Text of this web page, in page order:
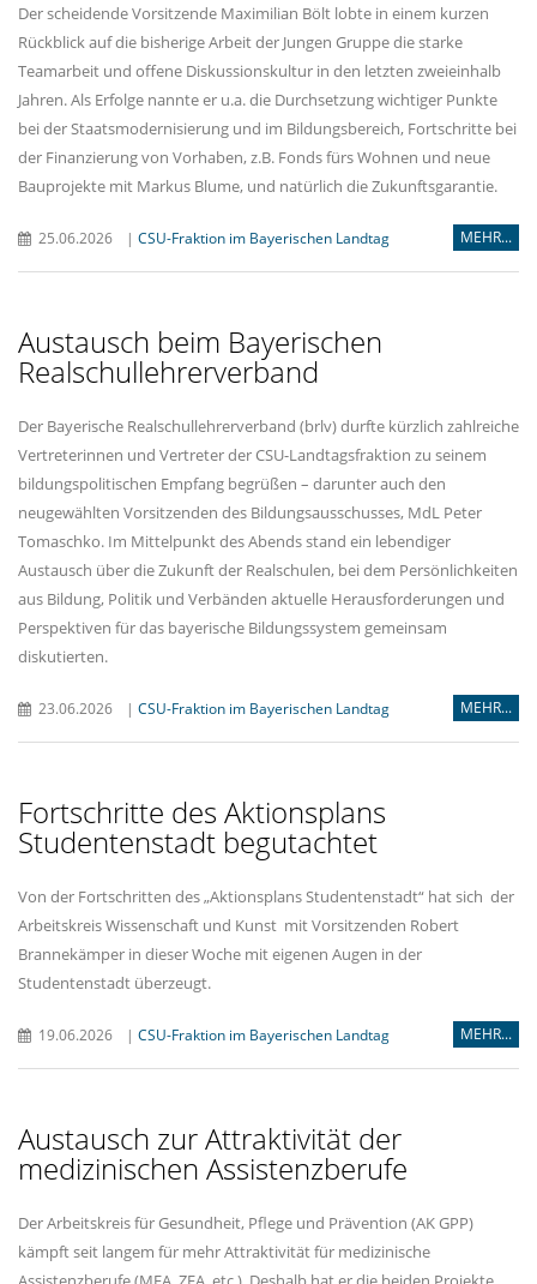
Der scheidende Vorsitzende Maximilian Bölt lobte in einem kurzen
Rückblick auf die bisherige Arbeit der Jungen Gruppe die starke
Teamarbeit und offene Diskussionskultur in den letzten zweieinhalb
Jahren. Als Erfolge nannte er u.a. die Durchsetzung wichtiger Punkte
bei der Staatsmodernisierung und im Bildungsbereich, Fortschritte bei
der Finanzierung von Vorhaben, z.B. Fonds fürs Wohnen und neue
Bauprojekte mit Markus Blume, und natürlich die Zukunftsgarantie.
25.06.2026 | CSU-Fraktion im Bayerischen Landtag MEHR...
Austausch beim Bayerischen
Realschullehrerverband
Der Bayerische Realschullehrerverband (brlv) durfte kürzlich zahlreiche
Vertreterinnen und Vertreter der CSU-Landtagsfraktion zu seinem
bildungspolitischen Empfang begrüßen – darunter auch den
neugewählten Vorsitzenden des Bildungsausschusses, MdL Peter
Tomaschko. Im Mittelpunkt des Abends stand ein lebendiger
Austausch über die Zukunft der Realschulen, bei dem Persönlichkeiten
aus Bildung, Politik und Verbänden aktuelle Herausforderungen und
Perspektiven für das bayerische Bildungssystem gemeinsam
diskutierten.
23.06.2026 | CSU-Fraktion im Bayerischen Landtag MEHR...
Fortschritte des Aktionsplans
Studentenstadt begutachtet
Von der Fortschritten des „Aktionsplans Studentenstadt“ hat sich der
Arbeitskreis Wissenschaft und Kunst mit Vorsitzenden Robert
Brannekämper in dieser Woche mit eigenen Augen in der
Studentenstadt überzeugt.
19.06.2026 | CSU-Fraktion im Bayerischen Landtag MEHR...
Austausch zur Attraktivität der
medizinischen Assistenzberufe
Der Arbeitskreis für Gesundheit, Pflege und Prävention (AK GPP)
kämpft seit langem für mehr Attraktivität für medizinische